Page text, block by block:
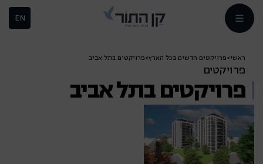
EN
ראשי>פרויקטים חדשים בכל הארץ>פרויקטים בתל אביב
פרויקטים
פרויקטים בתל אביב